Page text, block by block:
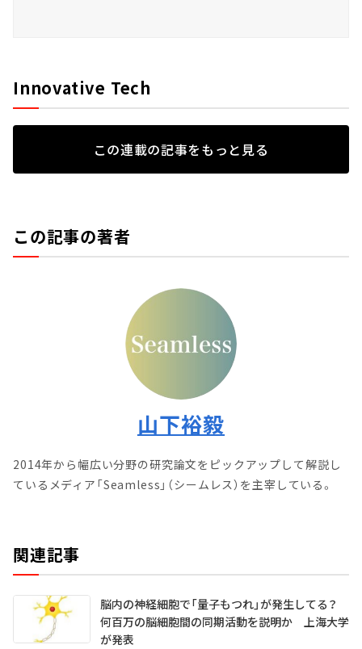
Innovative Tech
この連載の記事をもっと見る
この記事の著者
山下裕毅
2014年から幅広い分野の研究論文をピックアップして解説し
ているメディア「Seamless」（シームレス）を主宰している。
関連記事
脳内の神経細胞で「量子もつれ」が発生してる？
何百万の脳細胞間の同期活動を説明か 上海大学
が発表